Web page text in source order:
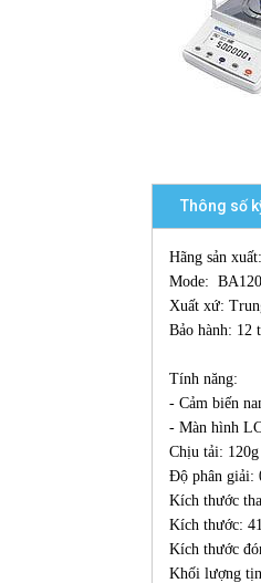
Thông số
Hãng sản
Mode:
Xuất xứ:
Bảo hành: 12
Tính năng:
- Cảm biến
- Màn hình
Chịu tải: 120g
Độ phân giải:
Kích thước
Kích thước:
Kích thước
Khối lượng